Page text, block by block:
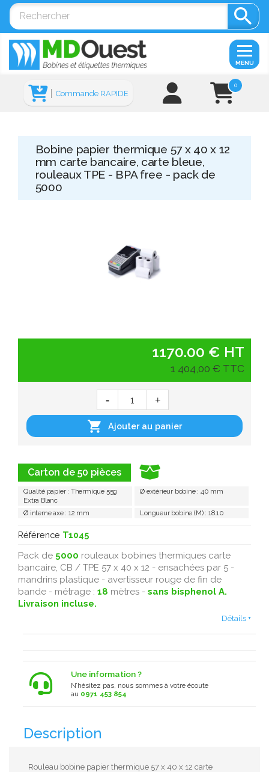

0
Commande RAPIDE
MENU
Bobine papier thermique 57 x 40 x 12
mm carte bancaire, carte bleue,
rouleaux TPE - BPA free - pack de
5000
Carton de 50 pièces
Qualité papier : Thermique 55g
Extra Blanc
Ø extérieur bobine : 40 mm
Ø interne axe : 12 mm Longueur bobine (M) : 18.10
Référence T1045
Pack de 5000 rouleaux bobines thermiques carte
bancaire, CB / TPE 57 x 40 x 12 - ensachées par 5 -
mandrins plastique - avertisseur rouge de fin de
bande - métrage : 18 mètres - sans bisphenol A.
Livraison incluse.
Détails +
Une information ?
N’hésitez pas, nous sommes à votre écoute
au 0971 453 854
1170.00 € HT
1 404,00 € TTC
 Ajouter au panier
Description
Rouleau bobine papier thermique 57 x 40 x 12 carte